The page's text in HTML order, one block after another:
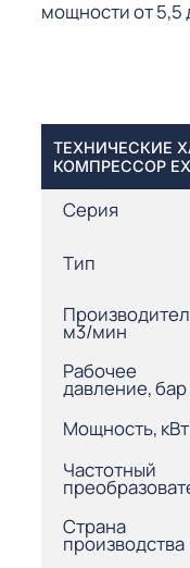
мощности от 5,5
ТЕХНИЧЕСКИЕ
КОМПРЕССОР
Серия
Тип
м3/мин
Рабочее
давление, бар
Мощность, кВт
Частотный
Страна
производства